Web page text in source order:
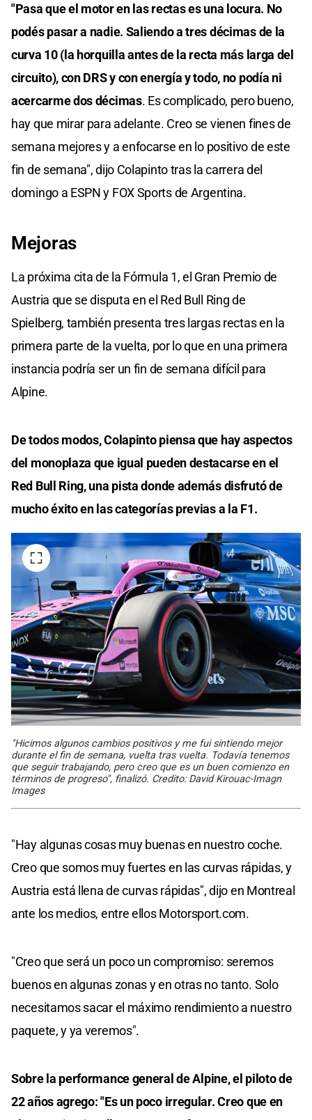
"Pasa que el motor en las rectas es una locura. No
podés pasar a nadie. Saliendo a tres décimas de la
curva 10 (la horquilla antes de la recta más larga del
circuito), con DRS y con energía y todo, no podía ni
acercarme dos décimas. Es complicado, pero bueno,
hay que mirar para adelante. Creo se vienen fines de
semana mejores y a enfocarse en lo positivo de este
fin de semana", dijo Colapinto tras la carrera del
domingo a ESPN y FOX Sports de Argentina.
Mejoras
La próxima cita de la Fórmula 1, el Gran Premio de
Austria que se disputa en el Red Bull Ring de
Spielberg, también presenta tres largas rectas en la
primera parte de la vuelta, por lo que en una primera
instancia podría ser un fin de semana difícil para
Alpine.
De todos modos, Colapinto piensa que hay aspectos
del monoplaza que igual pueden destacarse en el
Red Bull Ring, una pista donde además disfrutó de
mucho éxito en las categorías previas a la F1.
"Hicimos algunos cambios positivos y me fui sintiendo mejor
durante el fin de semana, vuelta tras vuelta. Todavía tenemos
que seguir trabajando, pero creo que es un buen comienzo en
términos de progreso", finalizó. Credito: David Kirouac-Imagn
Images
"Hay algunas cosas muy buenas en nuestro coche.
Creo que somos muy fuertes en las curvas rápidas, y
Austria está llena de curvas rápidas", dijo en Montreal
ante los medios, entre ellos Motorsport.com.
"Creo que será un poco un compromiso: seremos
buenos en algunas zonas y en otras no tanto. Solo
necesitamos sacar el máximo rendimiento a nuestro
paquete, y ya veremos".
Sobre la performance general de Alpine, el piloto de
22 años agrego: "Es un poco irregular. Creo que en